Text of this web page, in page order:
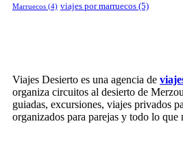
Marruecos (4) viajes por marruecos (5)
Viajes Desierto es una agencia de
organiza circuitos al desierto de
guiadas, excursiones, viajes privados
organizados para parejas y todo lo que